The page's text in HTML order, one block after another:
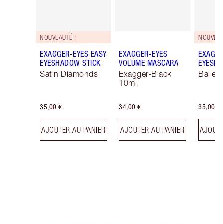
NOUVEAUTÉ !
EXAGGER-EYES EASY
EYESHADOW STICK
Satin Diamonds
35,00 €
AJOUTER AU PANIER
EXAGGER-EYES
VOLUME MASCARA
Exagger-Black
10ml
34,00 €
AJOUTER AU PANIER
Ballet
35,00 €